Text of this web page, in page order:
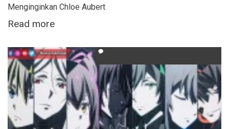
Menginginkan Chloe Aubert
Read more